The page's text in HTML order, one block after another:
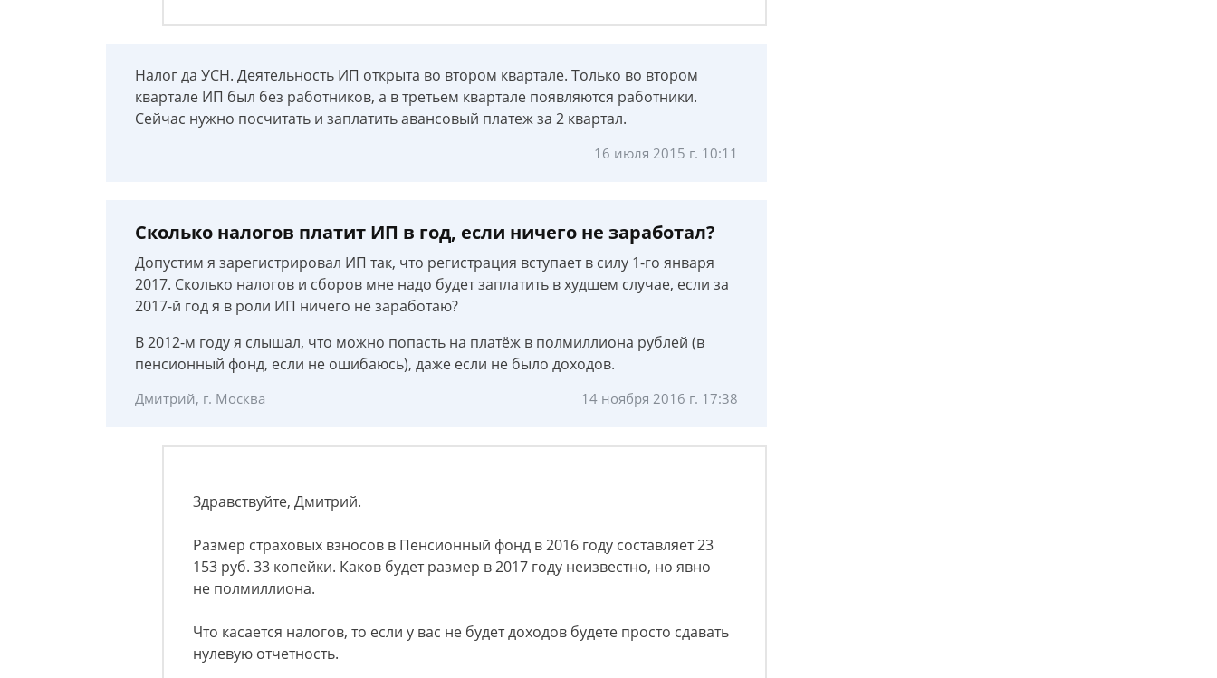
Налог да УСН. Деятельность ИП открыта во втором квартале. Только во втором
квартале ИП был без работников, а в третьем квартале появляются работники.
Сейчас нужно посчитать и заплатить авансовый платеж за 2 квартал.
16 июля 2015 г. 10:11
Сколько налогов платит ИП в год, если ничего не заработал?
Допустим я зарегистрировал ИП так, что регистрация вступает в силу 1-го января
2017. Сколько налогов и сборов мне надо будет заплатить в худшем случае, если за
2017-й год я в роли ИП ничего не заработаю?
В 2012-м году я слышал, что можно попасть на платёж в полмиллиона рублей (в
пенсионный фонд, если не ошибаюсь), даже если не было доходов.
Дмитрий, г. Москва 14 ноября 2016 г. 17:38
Здравствуйте, Дмитрий.
Размер страховых взносов в Пенсионный фонд в 2016 году составляет 23
153 руб. 33 копейки. Каков будет размер в 2017 году неизвестно, но явно
не полмиллиона.
Что касается налогов, то если у вас не будет доходов будете просто сдавать
нулевую отчетность.